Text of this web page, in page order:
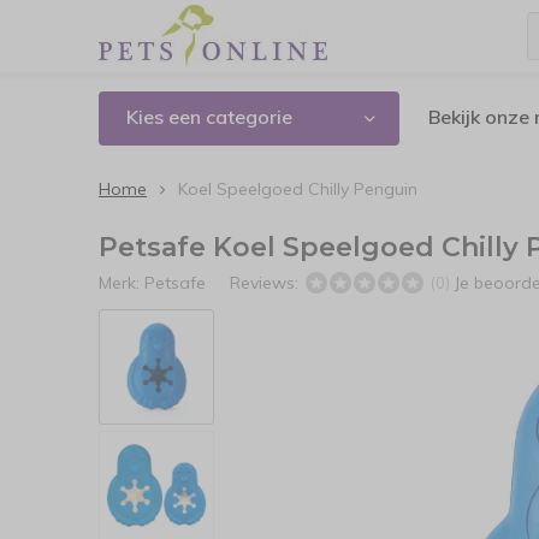
Kies een categorie Bekijk onze
Home Koel Speelgoed Chilly Penguin
Petsafe Koel Speelgoed Chilly
Merk: Petsafe Reviews: (0) Je